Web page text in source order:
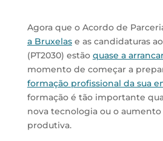
Agora que o Acordo de
a Bruxelase as candidaturas
(PT2030) estão quase a
momento de começar a
formação profissional da sua
formação é tão importante
nova tecnologia ou o
produtiva.